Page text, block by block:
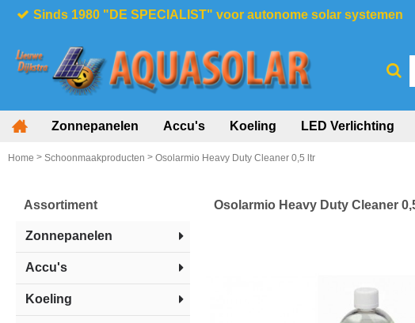
Sinds 1980 "DE SPECIALIST" voor autonome solar systemen
Zonnepanelen Accu's Koeling LED Verlichting
Home > Schoonmaakproducten > Osolarmio Heavy Duty Cleaner 0,5 ltr
Assortiment
Zonnepanelen
Accu's
Koeling
Osolarmio Heavy Duty Cleaner